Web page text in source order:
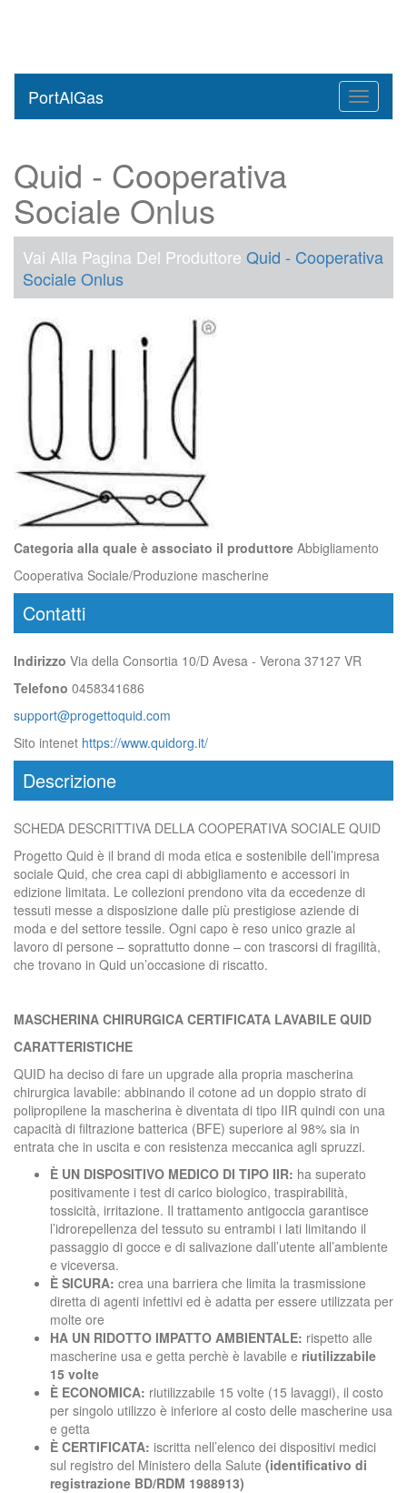
Toggle
PortAlGas
Quid - Cooperativa
Sociale Onlus
Vai Alla Pagina Del Produttore Quid - Cooperativa
Sociale Onlus
Categoria alla quale è associato il produttore Abbigliamento
Cooperativa Sociale/Produzione mascherine
Contatti
Indirizzo Via della Consortia 10/D Avesa - Verona 37127 VR
Telefono 0458341686
support@progettoquid.com
Sito intenet https://www.quidorg.it/
Descrizione
SCHEDA DESCRITTIVA DELLA COOPERATIVA SOCIALE QUID
Progetto Quid è il brand di moda etica e sostenibile dell’impresa
sociale Quid, che crea capi di abbigliamento e accessori in
edizione limitata. Le collezioni prendono vita da eccedenze di
tessuti messe a disposizione dalle più prestigiose aziende di
moda e del settore tessile. Ogni capo è reso unico grazie al
lavoro di persone – soprattutto donne – con trascorsi di fragilità,
che trovano in Quid un’occasione di riscatto.
MASCHERINA CHIRURGICA CERTIFICATA LAVABILE QUID
CARATTERISTICHE
QUID ha deciso di fare un upgrade alla propria mascherina
chirurgica lavabile: abbinando il cotone ad un doppio strato di
polipropilene la mascherina è diventata di tipo IIR quindi con una
capacità di filtrazione batterica (BFE) superiore al 98% sia in
entrata che in uscita e con resistenza meccanica agli spruzzi.
È UN DISPOSITIVO MEDICO DI TIPO IIR: ha superato
positivamente i test di carico biologico, traspirabilità,
tossicità, irritazione. Il trattamento antigoccia garantisce
l’idrorepellenza del tessuto su entrambi i lati limitando il
passaggio di gocce e di salivazione dall’utente all’ambiente
e viceversa.
È SICURA: crea una barriera che limita la trasmissione
diretta di agenti infettivi ed è adatta per essere utilizzata per
molte ore
HA UN RIDOTTO IMPATTO AMBIENTALE: rispetto alle
mascherine usa e getta perchè è lavabile e riutilizzabile
15 volte
È ECONOMICA: riutilizzabile 15 volte (15 lavaggi), il costo
per singolo utilizzo è inferiore al costo delle mascherine usa
e getta
È CERTIFICATA: iscritta nell’elenco dei dispositivi medici
sul registro del Ministero della Salute (identificativo di
registrazione BD/RDM 1988913)